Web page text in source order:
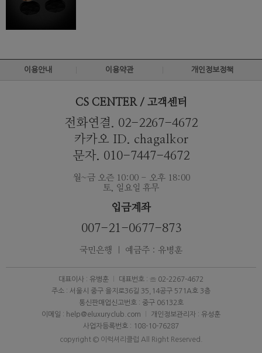
이용안내 이용약관 개인정보정책
CS CENTER / 고객센터
전화연결. 02-2267-4672
카카오 ID. chagalkor
문자. 010-7447-4672
월~금 오즌 10:00 - 오후 18:00
토, 일요일 휴무
입금계좌
007-21-0677-873
국민은행 ｜ 예금주 : 유병훈
대표이사 : 유병훈
대표번호 : ☏ 02-2267-4672
주소 : 서울시 중구 을지로36길 35,14공구 571A호 3층
통신판매업신고번호 : 중구 06132호
이메일 : help@eluxuryclub.com
개인정보관리자 : 유성훈
사업자등록번호 : 108-10-76287
copyright © 이럭셔리클럽 All Right Reserved.